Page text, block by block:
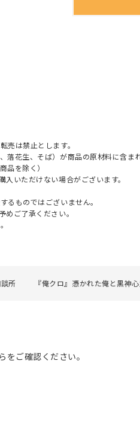
売は禁止とします。
花生、そば）が商品の原材料に含ま
品を除く）
いただけない場合がございます。
るものではございません。
ご了承ください。
所 『俺クロ』憑かれた俺と黒神
ご確認ください。